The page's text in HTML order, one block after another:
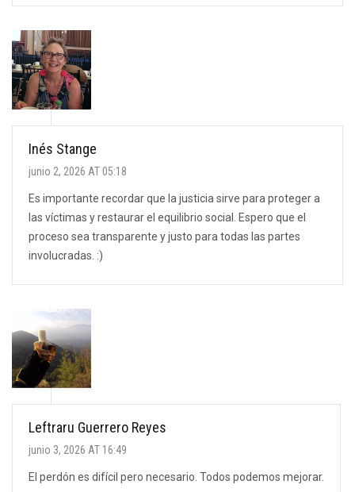
Inés Stange
junio 2, 2026 AT 05:18
Es importante recordar que la justicia sirve para proteger a
las víctimas y restaurar el equilibrio social. Espero que el
proceso sea transparente y justo para todas las partes
involucradas. :)
Leftraru Guerrero Reyes
junio 3, 2026 AT 16:49
El perdón es difícil pero necesario. Todos podemos mejorar.